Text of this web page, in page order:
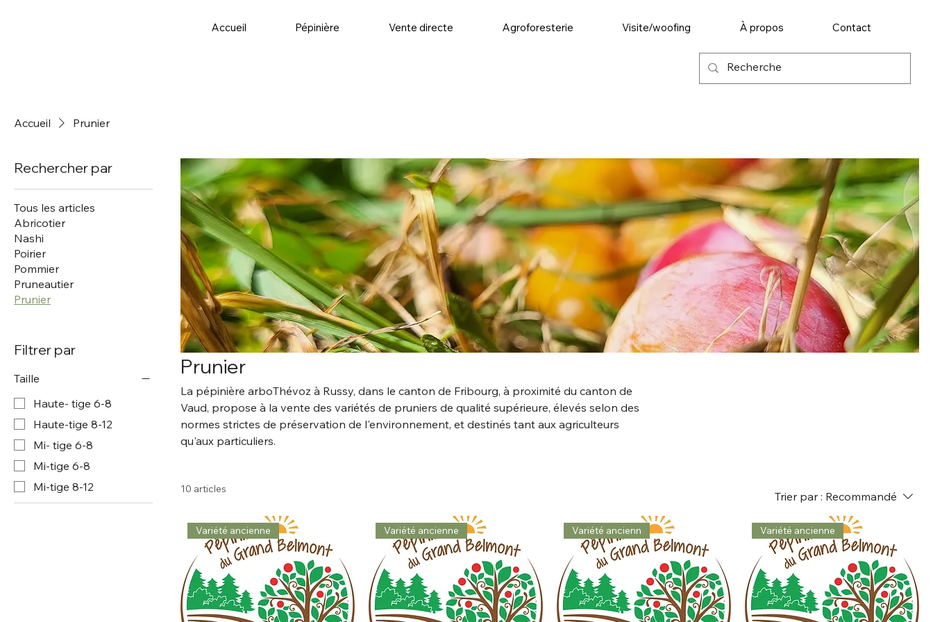
Accueil Pépinière Vente directe Agroforesterie Visite/woofing À propos Contact
Accueil Prunier
Rechercher par
Tous les articles
Abricotier
Nashi
Poirier
Pommier
Pruneautier
Prunier
Filtrer par
Taille
Haute- tige 6-8
Haute-tige 8-12
Mi- tige 6-8
Mi-tige 6-8
Mi-tige 8-12
Prunier
La pépinière arboThévoz à Russy, dans le canton de Fribourg, à proximité du canton de
Vaud, propose à la vente des variétés de pruniers de qualité supérieure, élevés selon des
normes strictes de préservation de l'environnement, et destinés tant aux agriculteurs
qu'aux particuliers.
10 articles
Trier par : Recommandé
Variété ancienne Variété ancienne Variété ancienn Variété ancienne